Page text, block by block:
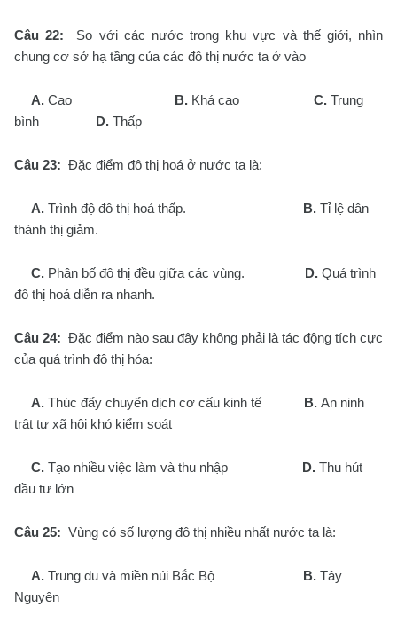
Câu 22: So với các nước trong khu vực và thế giới, nhìn
chung cơ sở hạ tầng của các đô thị nước ta ở vào
A. Cao B. Khá cao C. Trung
bình
D. Thấp
Câu 23: Đặc điểm đô thị hoá ở nước ta là:
A. Trình độ đô thị hoá thấp. B. Tỉ lệ dân
thành thị giảm.
C. Phân bố đô thị đều giữa các vùng. D. Quá trình
đô thị hoá diễn ra nhanh.
Câu 24: Đặc điểm nào sau đây không phải là tác động tích cực
của quá trình đô thị hóa:
A. Thúc đẩy chuyển dịch cơ cấu kinh tế B. An ninh
trật tự xã hội khó kiểm soát
C. Tạo nhiều việc làm và thu nhập D. Thu hút
đầu tư lớn
Câu 25: Vùng có số lượng đô thị nhiều nhất nước ta là:
A. Trung du và miền núi Bắc Bộ B. Tây
Nguyên